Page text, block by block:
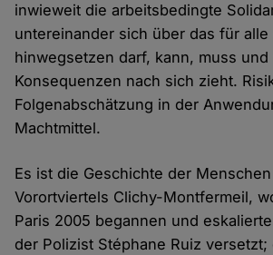
inwieweit die arbeitsbedingte
untereinander sich über das für
hinwegsetzen darf, kann, muss
Konsequenzen nach sich zieht.
Folgenabschätzung in der
Machtmittel.
Es ist die Geschichte der
Vorortviertels Clichy-Montfermeil,
Paris 2005 begannen und
der Polizist Stéphane Ruiz